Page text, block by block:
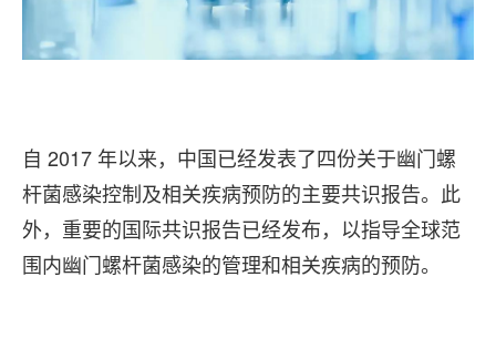
自 2017 年以来，中国已经发表了四份关于幽门螺
杆菌感染控制及相关疾病预防的主要共识报告。此
外，重要的国际共识报告已经发布，以指导全球范
围内幽门螺杆菌感染的管理和相关疾病的预防。